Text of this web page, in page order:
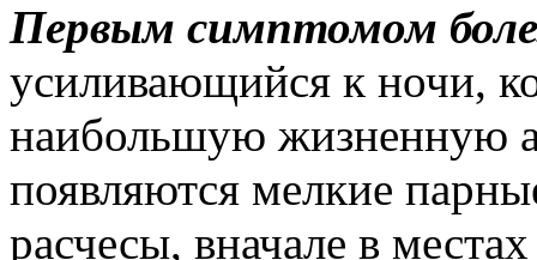
Первым симптомом
усиливающийся к ночи,
наибольшую жизненную
появляются мелкие
расчесы, вначале в